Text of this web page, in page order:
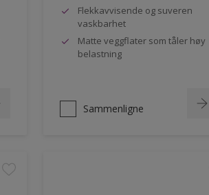
Flekkavvisende og suveren
vaskbarhet
Matte veggflater som tåler høy
belastning
Sammenligne